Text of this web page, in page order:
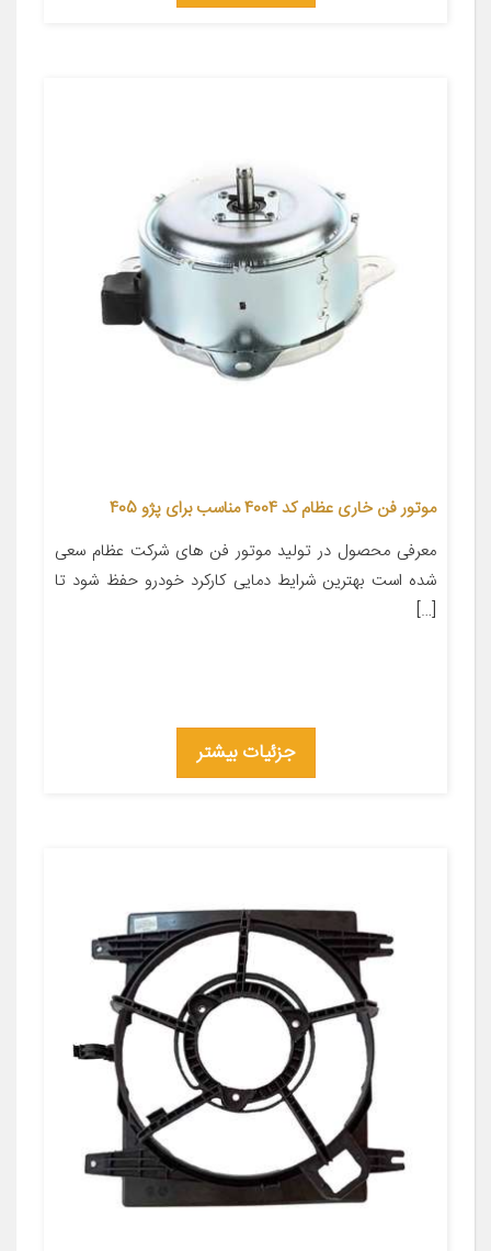
موتور فن خاری عظام کد 4004 مناسب برای پژو 405
معرفی محصول در تولید موتور فن های شرکت عظام سعی
شده است بهترین شرایط دمایی کارکرد خودرو حفظ شود تا
[…]
جزئیات بیشتر